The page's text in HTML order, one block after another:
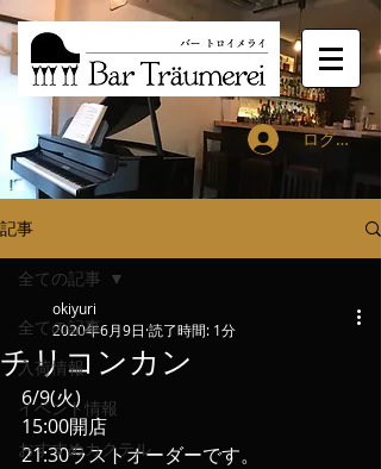
ログイン
記事
全ての記事
入荷情報
イベント情報
おすすめカクテル
全ての記事
チリコンカン
okiyuri
2020年6月9日 読了時間: 1分
6/9(火)
15:00開店
21:30ラストオーダーです。